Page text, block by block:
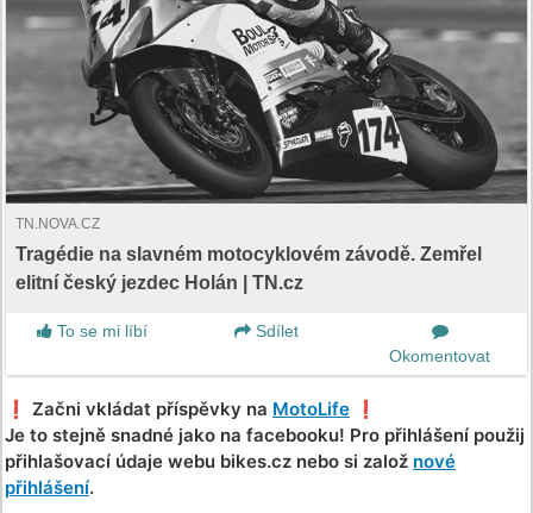
TN.NOVA.CZ
Tragédie na slavném motocyklovém závodě. Zemřel
elitní český jezdec Holán | TN.cz
To se mi líbí
Sdílet
Okomentovat
❗️ Začni vkládat příspěvky na MotoLife ❗️
Je to stejně snadné jako na facebooku! Pro přihlášení použij
přihlašovací údaje webu bikes.cz nebo si založ nové
přihlášení.